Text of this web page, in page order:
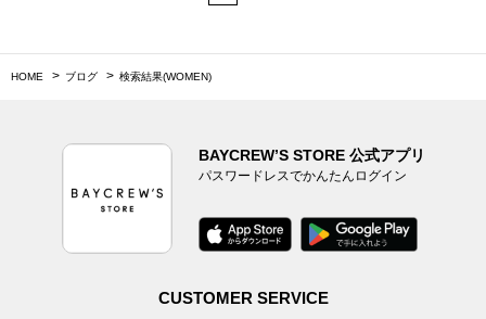
HOME ブログ 検索結果(WOMEN)
BAYCREW’S STORE 公式アプリ
パスワードレスでかんたんログイン
CUSTOMER SERVICE